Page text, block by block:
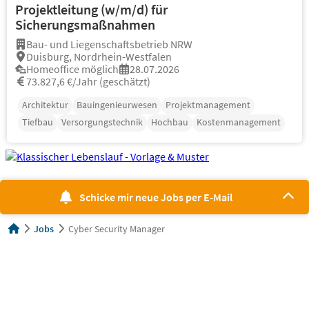
Projektleitung (w/m/d) für
Sicherungsmaßnahmen
Bau- und Liegenschaftsbetrieb NRW
Duisburg, Nordrhein-Westfalen
Homeoffice möglich
28.07.2026
73.827,6 €/Jahr (geschätzt)
Architektur Bauingenieurwesen
Projektmanagement
Tiefbau
Versorgungstechnik Hochbau Kostenmanagement
Schicke mir neue Jobs per E-Mail
Jobs Cyber Security Manager